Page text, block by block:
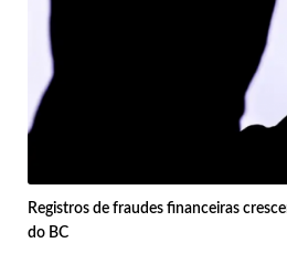
Registros de fraudes financeiras
do BC